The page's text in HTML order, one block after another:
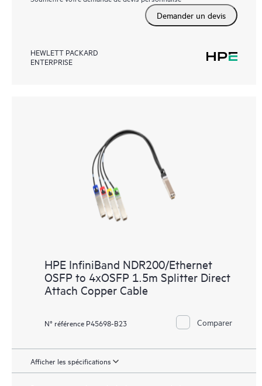
Demander un devis
HEWLETT PACKARD
ENTERPRISE
HPE InfiniBand NDR200/Ethernet
OSFP to 4xOSFP 1.5m Splitter Direct
Attach Copper Cable
N° référence P45698-B23 Comparer
Afficher les spécifications